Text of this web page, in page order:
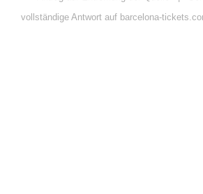
vollständige Antwort auf barcelona-